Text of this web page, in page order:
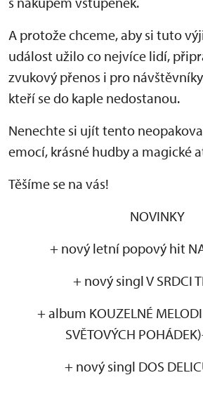
A protože chceme, aby si tuto
událost užilo co nejvíce lidí,
zvukový přenos i pro
kteří se do kaple nedostanou.
Nenechte si ujít tento
emocí, krásné hudby a magické
Těšíme se na vás!
NOVINKY
+ nový letní popový hit
+ nový singl V SRDCI
+ album KOUZELNÉ
SVĚTOVÝCH
+ nový singl DOS